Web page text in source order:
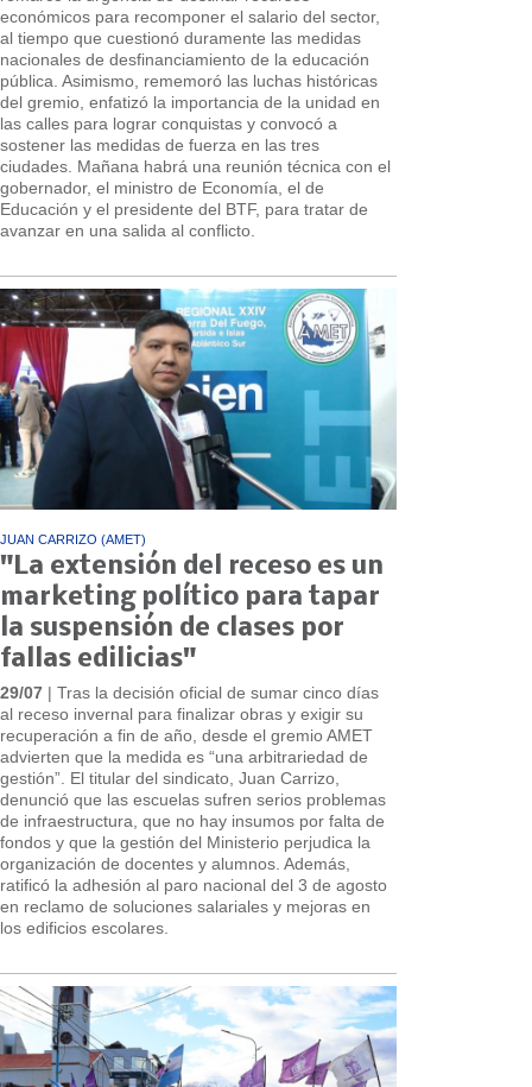
económicos para recomponer el salario del sector,
al tiempo que cuestionó duramente las medidas
nacionales de desfinanciamiento de la educación
pública. Asimismo, rememoró las luchas históricas
del gremio, enfatizó la importancia de la unidad en
las calles para lograr conquistas y convocó a
sostener las medidas de fuerza en las tres
ciudades. Mañana habrá una reunión técnica con el
gobernador, el ministro de Economía, el de
Educación y el presidente del BTF, para tratar de
avanzar en una salida al conflicto.
JUAN CARRIZO (AMET)
"La extensión del receso es un
marketing político para tapar
la suspensión de clases por
fallas edilicias"
29/07 | Tras la decisión oficial de sumar cinco días
al receso invernal para finalizar obras y exigir su
recuperación a fin de año, desde el gremio AMET
advierten que la medida es “una arbitrariedad de
gestión”. El titular del sindicato, Juan Carrizo,
denunció que las escuelas sufren serios problemas
de infraestructura, que no hay insumos por falta de
fondos y que la gestión del Ministerio perjudica la
organización de docentes y alumnos. Además,
ratificó la adhesión al paro nacional del 3 de agosto
en reclamo de soluciones salariales y mejoras en
los edificios escolares.